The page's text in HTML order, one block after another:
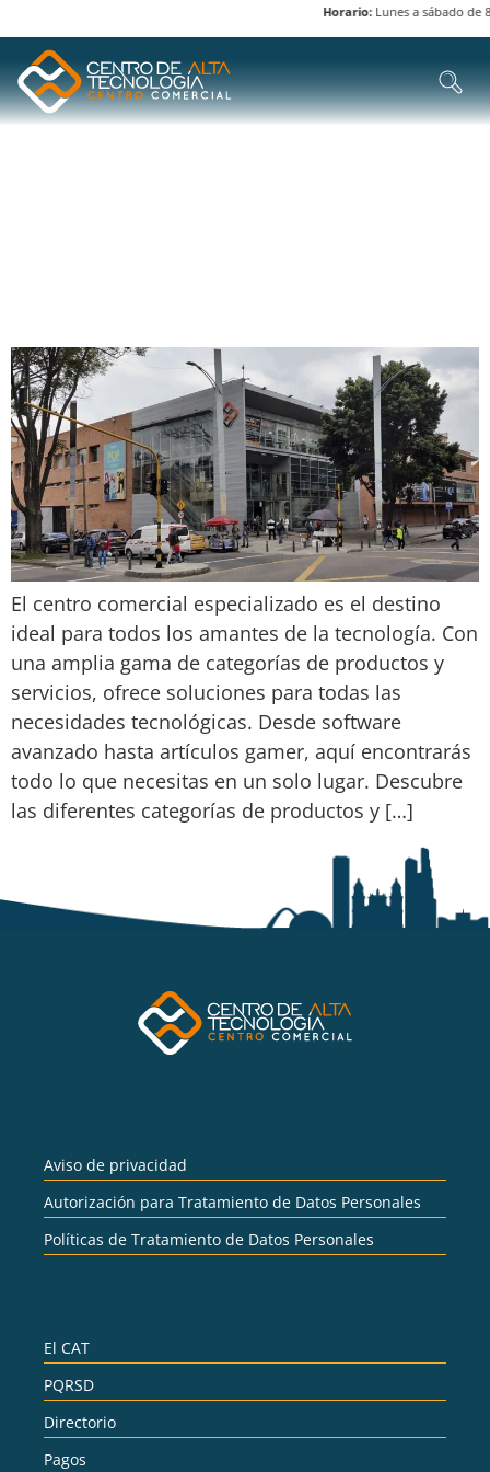
Horario:Lunes a sábado de 8
El centro comercial especializado es el destino
ideal para todos los amantes de la tecnología. Con
una amplia gama de categorías de productos y
servicios, ofrece soluciones para todas las
necesidades tecnológicas. Desde software
avanzado hasta artículos gamer, aquí encontrarás
todo lo que necesitas en un solo lugar. Descubre
las diferentes categorías de productos y […]
Aviso de privacidad
Autorización para Tratamiento de Datos Personales
Políticas de Tratamiento de Datos Personales
El CAT
PQRSD
Directorio
Pagos